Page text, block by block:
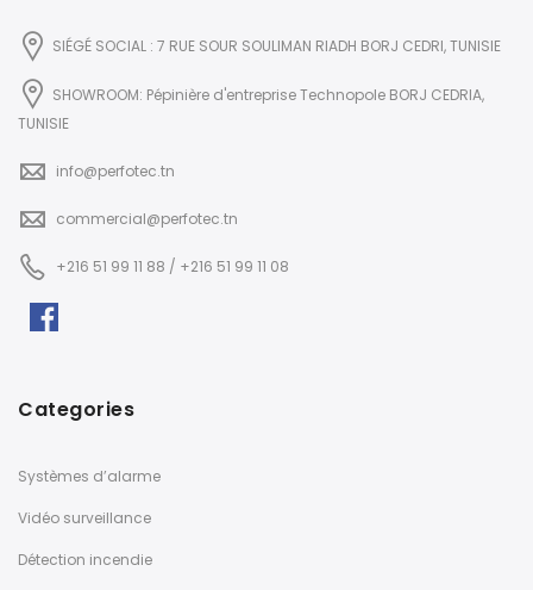
SIÉGÉ SOCIAL : 7 RUE SOUR SOULIMAN RIADH BORJ CEDRI, TUNISIE
SHOWROOM: Pépinière d'entreprise Technopole BORJ CEDRIA,
TUNISIE
info@perfotec.tn
commercial@perfotec.tn
+216 51 99 11 88 / +216 51 99 11 08
Categories
Systèmes d’alarme
Vidéo surveillance
Détection incendie